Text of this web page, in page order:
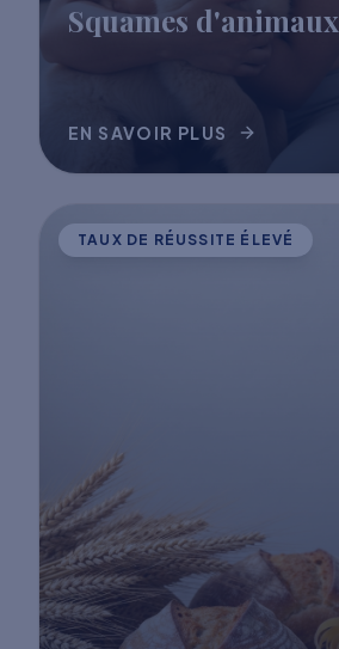
Squames d'animaux
EN SAVOIR PLUS
TAUX DE RÉUSSITE ÉLEVÉ